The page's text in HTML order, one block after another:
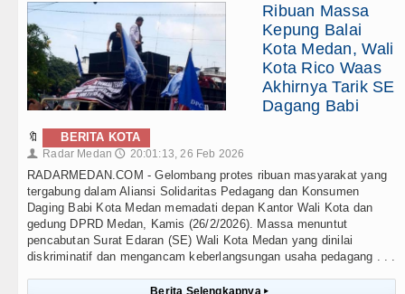
Ribuan Massa
Kepung Balai
Kota Medan, Wali
Kota Rico Waas
Akhirnya Tarik SE
Dagang Babi
🔖 BERITA KOTA
👤 Radar Medan 🕔 20:01:13, 26 Feb 2026
RADARMEDAN.COM - Gelombang protes ribuan masyarakat yang
tergabung dalam Aliansi Solidaritas Pedagang dan Konsumen
Daging Babi Kota Medan memadati depan Kantor Wali Kota dan
gedung DPRD Medan, Kamis (26/2/2026). Massa menuntut
pencabutan Surat Edaran (SE) Wali Kota Medan yang dinilai
diskriminatif dan mengancam keberlangsungan usaha pedagang . . .
▸